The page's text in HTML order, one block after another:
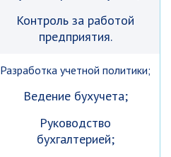
Контроль за работой
предприятия.
Разработка учетной политики;
Ведение бухучета;
Руководство
бухгалтерией;